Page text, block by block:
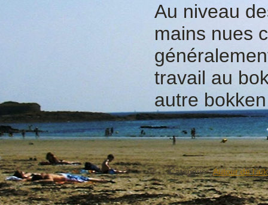
Au niveau
mains nues
travail au
autre
Catégorie :Autour de